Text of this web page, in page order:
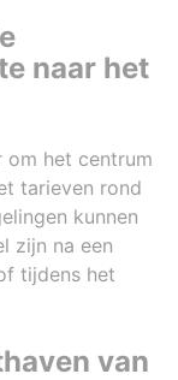
naar het
om het centrum
tarieven rond
kunnen
zijn na een
tijdens het
van